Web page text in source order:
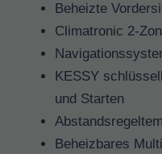
Beheizte
Climatronic 2-
KESSY
und Starten
Beheizbares